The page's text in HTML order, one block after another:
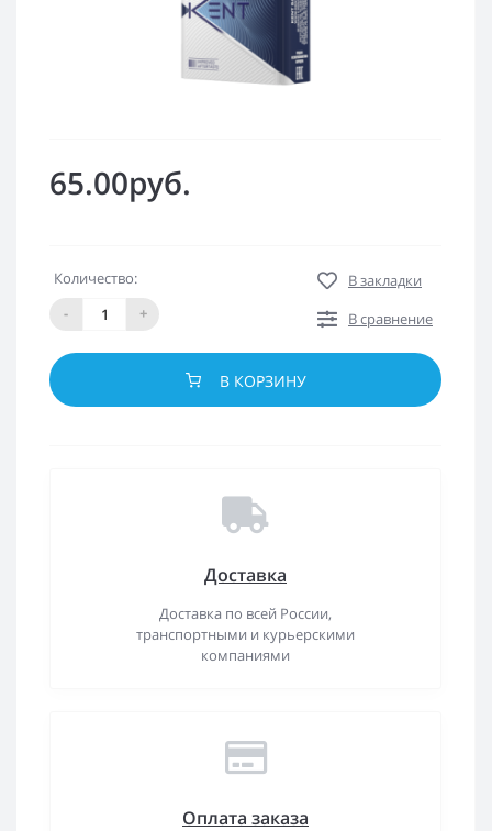
65.00руб.
Количество:
-
+
В закладки
В сравнение
В КОРЗИНУ
Доставка
Доставка по всей России,
транспортными и курьерскими
компаниями
Оплата заказа